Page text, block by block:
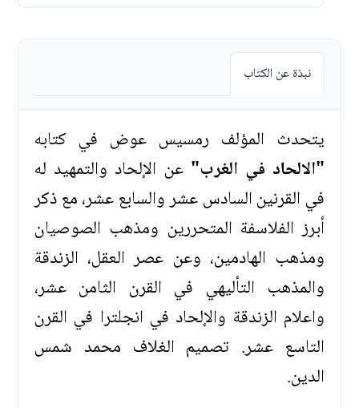
نبذة عن الكتاب
يتحدث المؤلف رمسيس عوض في كتابه
"الالحاد في الغرب" عن الإلحاد والتمهيد له
في القرنين السادس عشر والسابع عشر، مع ذكر
أبرز الفلاسفة المتحررين ومذهب الصوصيان
ومذهب الهادمين، وعن عصر العقل، الزندقة
والمذهب التأليهي في القرن الثامن عشر،
واعلام الزندقة والإلحاد في انجلترا في القرن
التاسع عشر. تصميم الغلاف محمد شمس
الدين.